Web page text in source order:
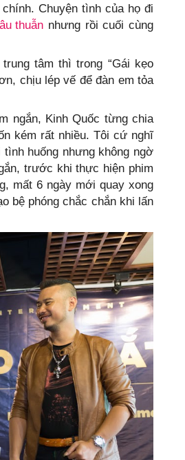
Chuyện tình của họ đi
thuẫn nhưng rồi cuối cùng
tâm thì trong “Gái kẹo
chịu lép vế để đàn em tỏa
ngắn, Kinh Quốc từng chia
kém rất nhiều. Tôi cứ nghĩ
huống nhưng không ngờ
trước khi thực hiện phim
mất 6 ngày mới quay xong
bệ phóng chắc chắn khi lấn